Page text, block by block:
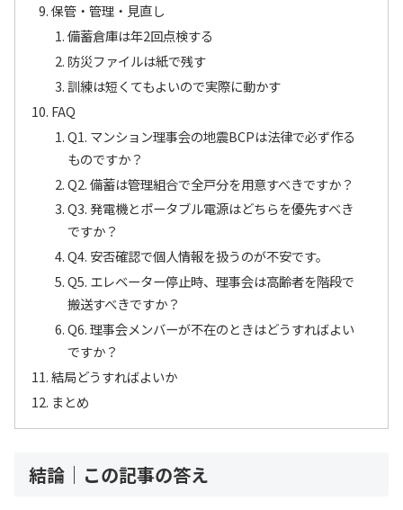
保管・管理・見直し
備蓄倉庫は年2回点検する
防災ファイルは紙で残す
訓練は短くてもよいので実際に動かす
FAQ
Q1. マンション理事会の地震BCPは法律で必ず作る
ものですか？
Q2. 備蓄は管理組合で全戸分を用意すべきですか？
Q3. 発電機とポータブル電源はどちらを優先すべき
ですか？
Q4. 安否確認で個人情報を扱うのが不安です。
Q5. エレベーター停止時、理事会は高齢者を階段で
搬送すべきですか？
Q6. 理事会メンバーが不在のときはどうすればよい
ですか？
結局どうすればよいか
まとめ
結論｜この記事の答え